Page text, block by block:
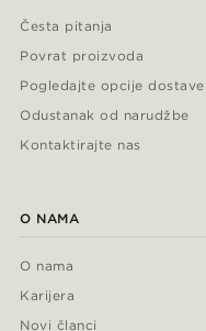
Česta pitanja
Povrat proizvoda
Pogledajte opcije dostave
Odustanak od narudžbe
Kontaktirajte nas
O NAMA
O nama
Karijera
Novi članci